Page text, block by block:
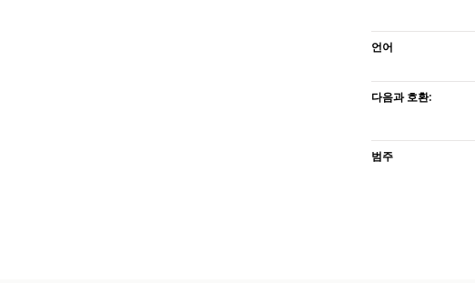
언어
다음과 호환:
범주